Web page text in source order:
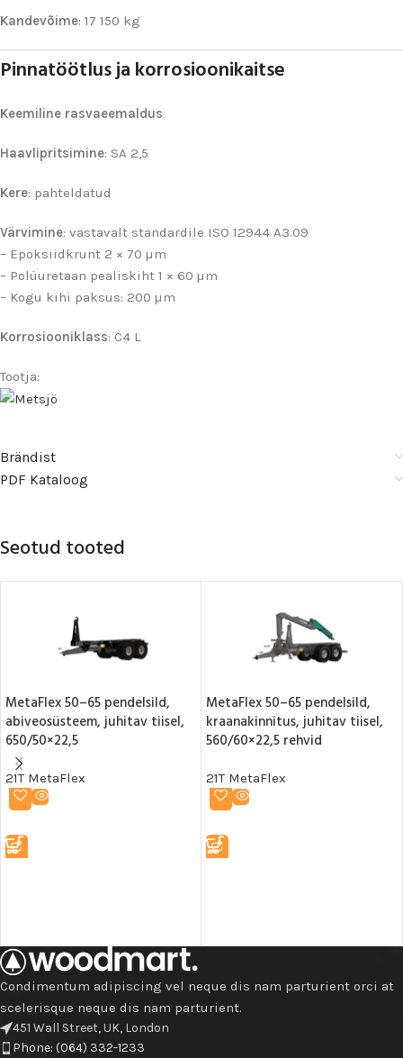
Kandevõime: 17 150 kg
Pinnatöötlus ja korrosioonikaitse
Keemiline rasvaeemaldus
Haavlipritsimine: SA 2,5
Kere: pahteldatud
Värvimine: vastavalt standardile ISO 12944 A3.09
– Epoksiidkrunt 2 × 70 µm
– Polüuretaan pealiskiht 1 × 60 µm
– Kogu kihi paksus: 200 µm
Korrosiooniklass: C4 L
Tootja:
Brändist
PDF Kataloog
Seotud tooted
MetaFlex 50–65 pendelsild,
abiveosüsteem, juhitav tiisel,
650/50×22,5
21T MetaFlex
MetaFlex 50–65 pendelsild,
kraanakinnitus, juhitav tiisel,
560/60×22,5 rehvid
21T MetaFlex
Condimentum adipiscing vel neque dis nam parturient orci at
scelerisque neque dis nam parturient.
451 Wall Street, UK, London
Phone: (064) 332-1233